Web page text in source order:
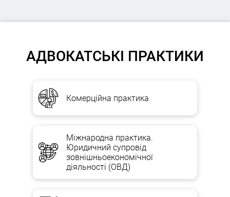
АДВОКАТСЬКІ ПРАКТИКИ
Комерційна практика
Міжнародна практика.
Юридичний супровід
зовнішньоекономічної
діяльності (ОВД)